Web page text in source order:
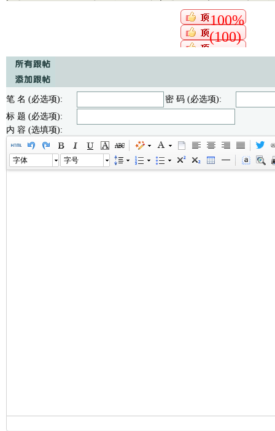
100%
(100)
笔 名 (必选项):
密 码 (必选项):
标 题 (必选项):
内 容 (选填项):
字体 字号